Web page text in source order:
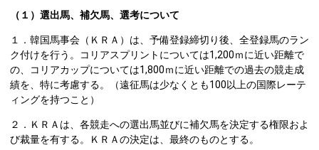
（１）選出馬、補欠馬、選考について
１．韓国馬事会（ＫＲＡ）は、予備登録締切り後、全登録馬のラン
ク付けを行う。コリアスプリントについては1,200ｍに近い距離で
の、コリアカップについては1,800ｍに近い距離での過去の競走成
績を、特に考慮する。（遠征馬は少なくとも100以上の国際レーテ
ィングを持つこと）
２．ＫＲＡは、各競走への選出馬並びに補欠馬を決定する権限およ
び裁量を有する。ＫＲＡの決定は、最終のものとする。